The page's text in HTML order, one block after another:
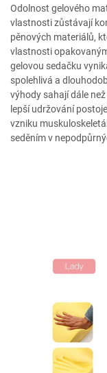
Odolnost gelového
vlastnosti zůstávají
pěnových materiálů,
vlastnosti
gelovou sedačku
spolehlivá a
výhody sahají dále
lepší udržování
vzniku
seděním v